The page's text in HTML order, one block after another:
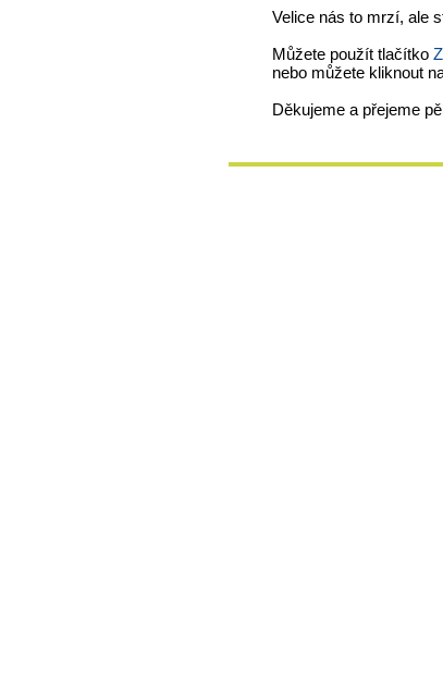
Velice nás to mrzí, ale
Můžete použít tlačítko
nebo můžete kliknout
Děkujeme a přejeme